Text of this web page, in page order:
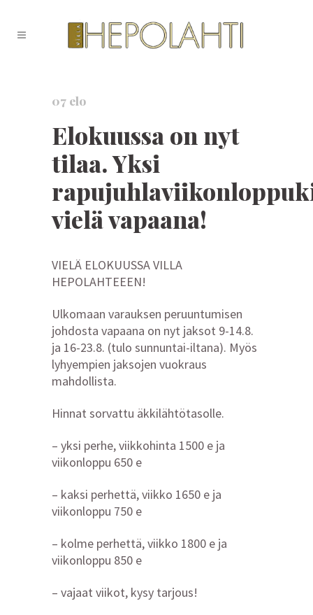
07 elo
Elokuussa on nyt
tilaa. Yksi
vielä vapaana!
VIELÄ ELOKUUSSA VILLA
HEPOLAHTEEEN!
Ulkomaan varauksen peruuntumisen
johdosta vapaana on nyt jaksot 9-14.8.
ja 16-23.8. (tulo sunnuntai-iltana). Myös
lyhyempien jaksojen vuokraus
mahdollista.
Hinnat sorvattu äkkilähtötasolle.
– yksi perhe, viikkohinta 1500 e ja
viikonloppu 650 e
– kaksi perhettä, viikko 1650 e ja
viikonloppu 750 e
– kolme perhettä, viikko 1800 e ja
viikonloppu 850 e
– vajaat viikot, kysy tarjous!